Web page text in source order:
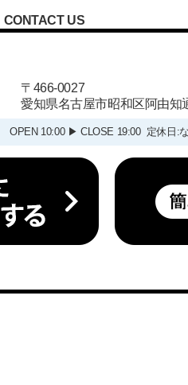
CONTACT US
〒466-0027
愛知県名古屋市昭和区阿由知
OPEN 10:00 ▶ CLOSE 19:00 定休日: